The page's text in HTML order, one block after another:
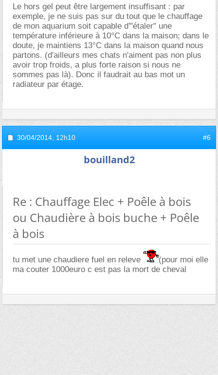
Le hors gel peut être largement insuffisant : par
exemple, je ne suis pas sur du tout que le chauffage
de mon aquarium soit capable d'"étaler" une
température inférieure à 10°C dans la maison; dans le
doute, je maintiens 13°C dans la maison quand nous
partons. (d'ailleurs mes chats n'aiment pas non plus
avoir trop froids, a plus forte raison si nous ne
sommes pas là). Donc il faudrait au bas mot un
radiateur par étage.
30/04/2014, 12h10 #6
bouilland2
Re : Chauffage Elec + Poêle à bois
ou Chaudière à bois buche + Poêle
à bois
tu met une chaudiere fuel en releve
(pour moi elle
ma couter 1000euro c est pas la mort de cheval